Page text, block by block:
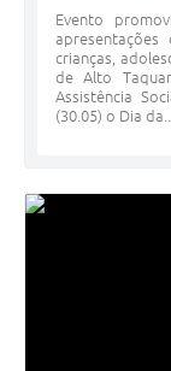
Evento
crianças,
de Alto
Assistência
(30.05) o Dia da...